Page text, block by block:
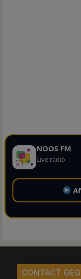
NOOS FM
Live radio
CONTACT